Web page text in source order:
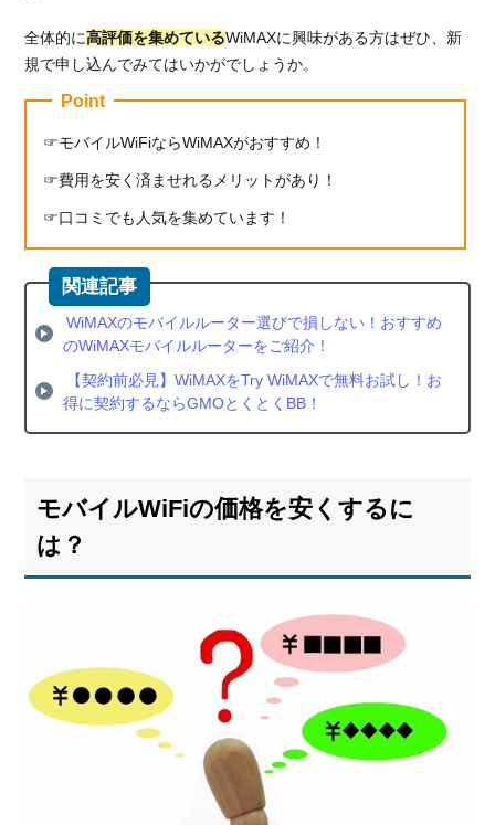
全体的に高評価を集めているWiMAXに興味がある方はぜひ、新
規で申し込んでみてはいかがでしょうか。
Point
モバイルWiFiならWiMAXがおすすめ！
費用を安く済ませれるメリットがあり！
口コミでも人気を集めています！
WiMAXのモバイルルーター選びで損しない！おすすめ
のWiMAXモバイルルーターをご紹介！
【契約前必見】WiMAXをTry WiMAXで無料お試し！お
得に契約するならGMOとくとくBB！
モバイルWiFiの価格を安くするに
は？